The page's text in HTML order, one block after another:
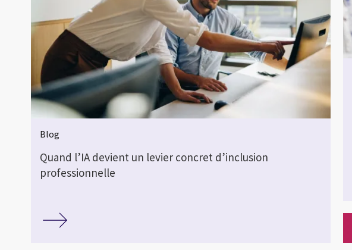
Blog
Quand l’IA devient un levier concret d’inclusion
professionnelle